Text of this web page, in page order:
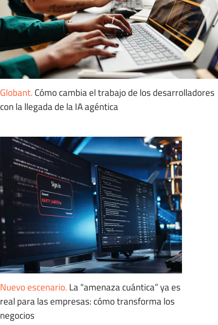
Globant. Cómo cambia el trabajo de los desarrolladores
con la llegada de la IA agéntica
Nuevo escenario. La “amenaza cuántica” ya es
real para las empresas: cómo transforma los
negocios